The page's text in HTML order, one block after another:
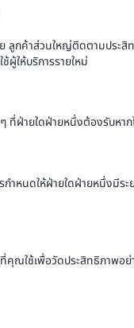
ลูกค้าส่วนใหญ่ติดตามประสิ
ผู้ให้บริการรายใหม่
ที่ฝ่ายใดฝ่ายหนึ่งต้องรับห
หนดให้ฝ่ายใดฝ่ายหนึ่งมีระ
คุณใช้เพื่อวัดประสิทธิภาพอ